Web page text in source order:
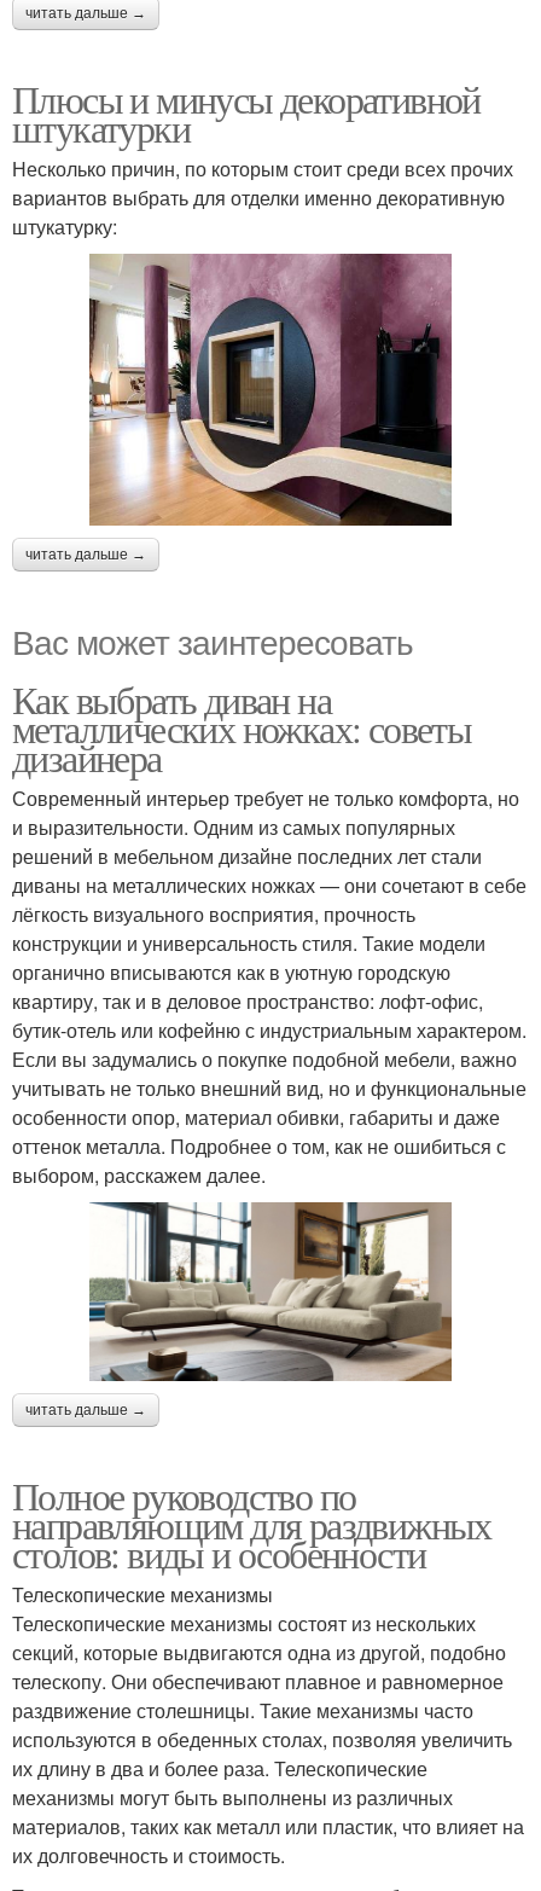
читать дальше →
Плюсы и минусы декоративной
штукатурки
Несколько причин, по которым стоит среди всех прочих
вариантов выбрать для отделки именно декоративную
штукатурку:
читать дальше →
Вас может заинтересовать
Как выбрать диван на
металлических ножках: советы
дизайнера
Современный интерьер требует не только комфорта, но
и выразительности. Одним из самых популярных
решений в мебельном дизайне последних лет стали
диваны на металлических ножках — они сочетают в себе
лёгкость визуального восприятия, прочность
конструкции и универсальность стиля. Такие модели
органично вписываются как в уютную городскую
квартиру, так и в деловое пространство: лофт-офис,
бутик-отель или кофейню с индустриальным характером.
Если вы задумались о покупке подобной мебели, важно
учитывать не только внешний вид, но и функциональные
особенности опор, материал обивки, габариты и даже
оттенок металла. Подробнее о том, как не ошибиться с
выбором, расскажем далее.
читать дальше →
Полное руководство по
направляющим для раздвижных
столов: виды и особенности
Телескопические механизмы
Телескопические механизмы состоят из нескольких
секций, которые выдвигаются одна из другой, подобно
телескопу. Они обеспечивают плавное и равномерное
раздвижение столешницы. Такие механизмы часто
используются в обеденных столах, позволяя увеличить
их длину в два и более раза. Телескопические
механизмы могут быть выполнены из различных
материалов, таких как металл или пластик, что влияет на
их долговечность и стоимость.